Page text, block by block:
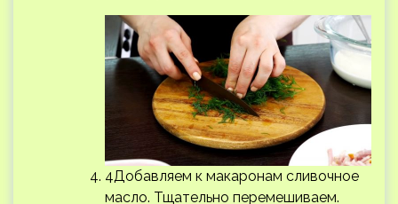
4Добавляем к макаронам сливочное
масло. Тщательно перемешиваем.